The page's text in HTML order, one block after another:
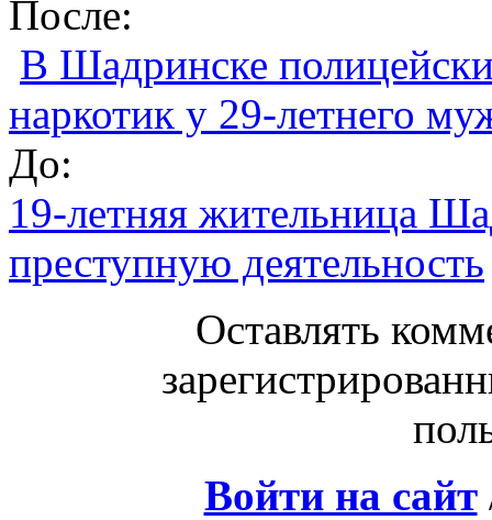
После:
В Шадринске
наркотик у 29-летнего
До:
19-летняя жительница
преступную деятельность
Оставлять
Войти на сайт